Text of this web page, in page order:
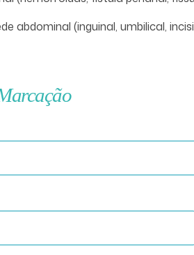
abdominal (inguinal, umbilical,
|